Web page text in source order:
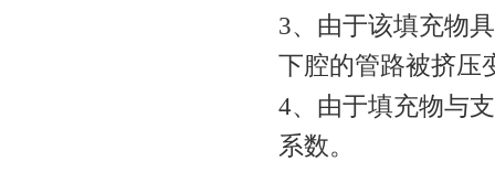
3、由于该填充物
下腔的管路被挤压
4、由于填充物与
系数。